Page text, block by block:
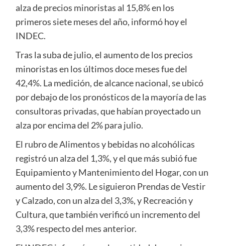
alza de precios minoristas al 15,8% en los
primeros siete meses del año, informó hoy el
INDEC.
Tras la suba de julio, el aumento de los precios
minoristas en los últimos doce meses fue del
42,4%. La medición, de alcance nacional, se ubicó
por debajo de los pronósticos de la mayoría de las
consultoras privadas, que habían proyectado un
alza por encima del 2% para julio.
El rubro de Alimentos y bebidas no alcohólicas
registró un alza del 1,3%, y el que más subió fue
Equipamiento y Mantenimiento del Hogar, con un
aumento del 3,9%. Le siguieron Prendas de Vestir
y Calzado, con un alza del 3,3%, y Recreación y
Cultura, que también verificó un incremento del
3,3% respecto del mes anterior.